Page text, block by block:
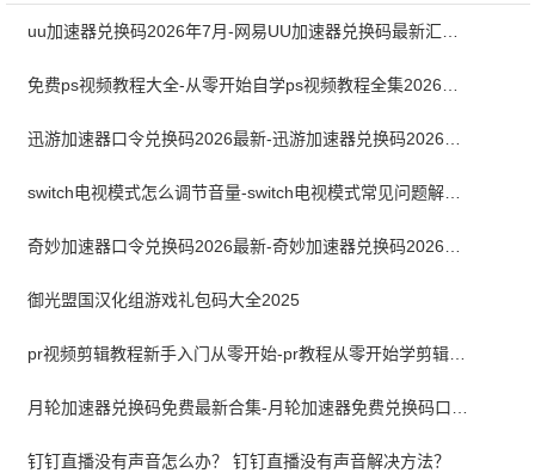
switch电视模式怎么调节音量-switch电视模式常见问题解决方案
御光盟国汉化组游戏礼包码大全2025
pr视频剪辑教程新手入门从零开始-pr教程从零开始学剪辑全集免费
钉钉直播没有声音怎么办？ 钉钉直播没有声音解决方法？